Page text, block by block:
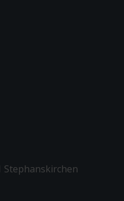
Stephanskirchen